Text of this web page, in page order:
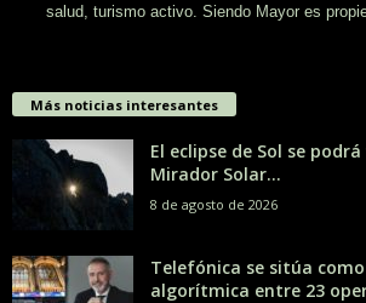
salud, turismo activo. Siendo Mayor es
Más noticias interesantes
El eclipse de Sol se
Mirador Solar...
8 de agosto de 2026
Telefónica se sitúa
algorítmica entre 23